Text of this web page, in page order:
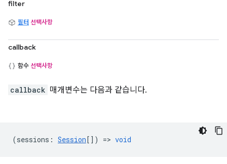
filter
필터 선택사항
callback
함수 선택사항
callback 매개변수는 다음과 같습니다.
(sessions : Session[]) => void